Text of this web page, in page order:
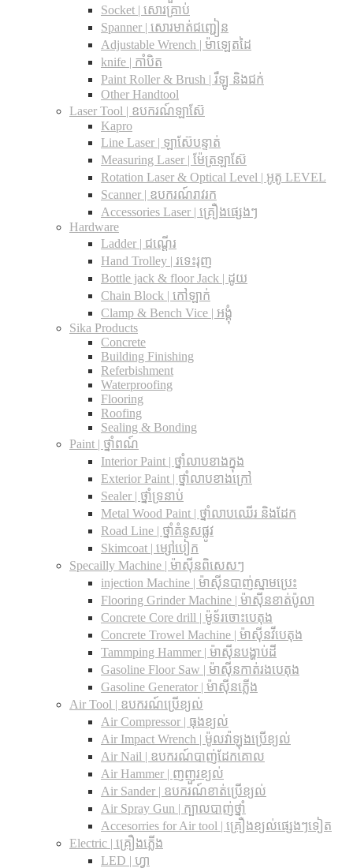
Socket | សោរគ្រាប់
Spanner |​ សោរមាត់ជញ្ជៀន
Adjustable Wrench |​ ម៉ាឡេតដៃ
knife | កាំបិត
Paint Roller & Brush | រឺឡូ និងជក់
Other Handtool
Laser Tool | ឧបករណ៍ឡាស៊ែ
Kapro
Line Laser | ឡាស៊ែបន្ទាត់
Measuring Laser | ម៉ែត្រឡាស៊ែ
Rotation Laser & Optical Level | អូតូ LEVEL
Scanner | ឧបករណ៍រាវរក
Accessories Laser | គ្រឿងផ្សេងៗ
Hardware
Ladder | ជណ្តើរ
Hand Trolley | រទេះរុញ
Bottle jack & floor Jack​ | ដូយ
Chain Block | កៅឡាក់
Clamp & Bench Vice | អង្គុំ
Sika Products
Concrete
Building Finishing
Referbishment
Waterproofing
Flooring
Roofing
Sealing & Bonding
Paint | ថ្នាំពណ៍
Interior Paint | ថ្នាំលាបខាងក្នុង
Exterior Paint | ថ្នាំលាបខាងក្រៅ
Sealer | ថ្នាំទ្រនាប់
Metal Wood Paint | ថ្នាំលាបឈើរ និងដែក
Road Line | ថ្នាំគំនូសផ្លូវ
Skimcoat | ម្សៅបៀក
Specailly Machine | ម៉ាស៊ីនពិសេសៗ
injection Machine | ម៉ាស៊ីនបាញ់ស្នាមប្រេះ
Flooring Grinder Machine | ម៉ាស៊ីនខាត់ប៉ូលា
Concrete Core drill | ម៉ូទ័រចោះបេតុង
Concrete Trowel Machine | ម៉ាស៊ីនវីបេតុង
Tammping Hammer | ម៉ាស៊ីនបង្ហាប់ដី
Gasoline Floor Saw | ម៉ាស៊ីនកាត់រងបេតុង
Gasoline Generator | ម៉ាស៊ីនភ្លើង
Air Tool | ឧបករណ៍ប្រើខ្យល់
Air Compressor | ធុងខ្យល់
Air Impact Wrench | ម៉ូលវ៉ាឡុងប្រើខ្យល់
Air Nail | ឧបករណ៍បាញ់ដែកគោល
Air Hammer | ញញួរខ្យល់
Air Sander | ឧបករណ៍ខាត់ប្រើខ្យល់
Air Spray Gun | ក្បាលបាញ់ថ្នាំ
Accesorries for Air tool | គ្រឿងខ្យល់ផ្សេងៗទៀត
Electric | គ្រឿងភ្លើង
LED | ហ្វា